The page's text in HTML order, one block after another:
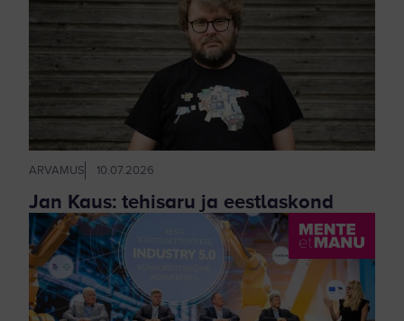
ARVAMUS 10.07.2026
Jan Kaus: tehisaru ja eestlaskond